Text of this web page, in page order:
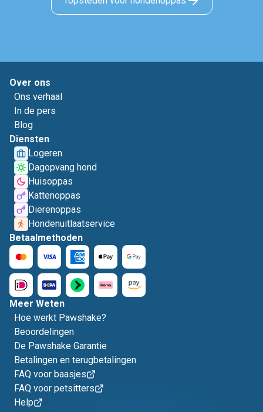
Over ons
Ons verhaal
In de pers
Blog
Diensten
Logeren
Dagopvang hond
Huisoppas
Kattenoppas
Dierenoppas
Hondenuitlaatservice
Betaalmethoden
Meer Weten
Hoe werkt Pawshake?
Beoordelingen
De Pawshake Garantie
Betalingen en terugbetalingen
FAQ voor baasjes
FAQ voor petsitters
Help